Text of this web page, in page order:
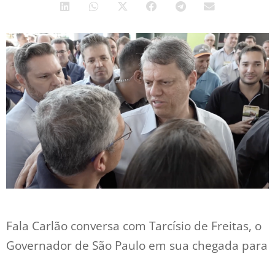
Fala Carlão conversa com Tarcísio de Freitas, o
Governador de São Paulo em sua chegada para